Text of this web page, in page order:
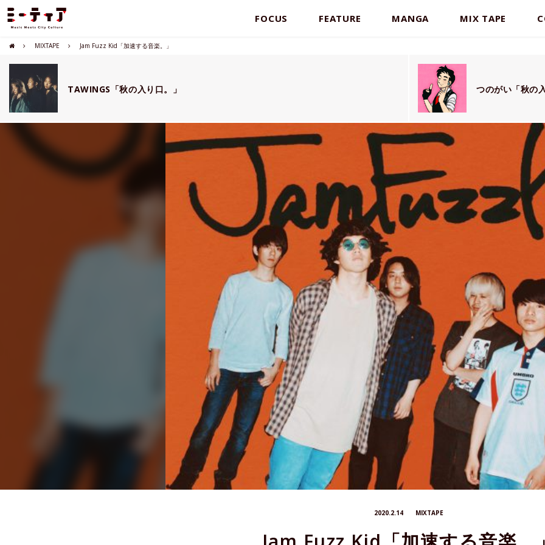
FOCUS FEATURE MANGA MIX TAPE
MIXTAPE Jam Fuzz Kid「加速する音楽。」
TAWINGS「秋の入り口。」 つのがい「秋の
2020.2.14 MIXTAPE